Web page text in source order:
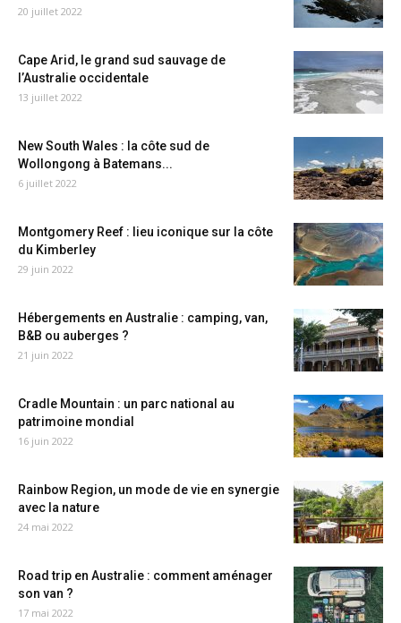
20 juillet 2022
Cape Arid, le grand sud sauvage de
l’Australie occidentale
13 juillet 2022
New South Wales : la côte sud de
Wollongong à Batemans...
6 juillet 2022
Montgomery Reef : lieu iconique sur la côte
du Kimberley
29 juin 2022
Hébergements en Australie : camping, van,
B&B ou auberges ?
21 juin 2022
Cradle Mountain : un parc national au
patrimoine mondial
16 juin 2022
Rainbow Region, un mode de vie en synergie
avec la nature
24 mai 2022
Road trip en Australie : comment aménager
son van ?
17 mai 2022